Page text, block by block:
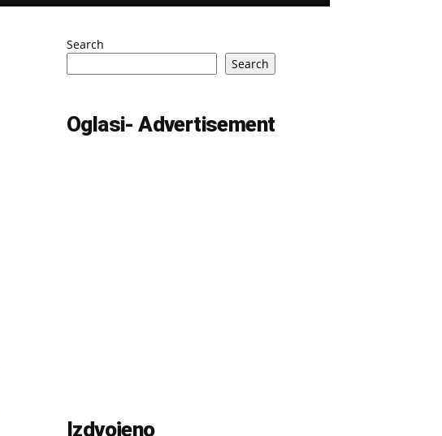
Search
Search
Oglasi- Advertisement
Izdvojeno